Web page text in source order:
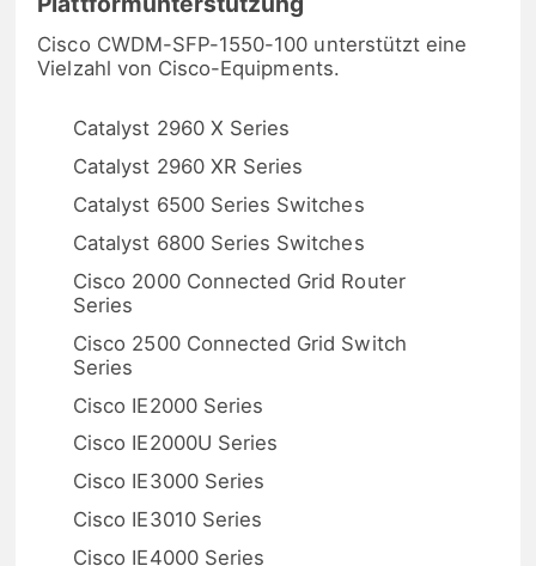
Cisco CWDM-SFP-1550-100 unterstützt eine
Vielzahl von Cisco-Equipments.
Catalyst 2960 X Series
Catalyst 2960 XR Series
Catalyst 6500 Series Switches
Catalyst 6800 Series Switches
Cisco 2000 Connected Grid Router
Series
Cisco 2500 Connected Grid Switch
Series
Cisco IE2000 Series
Cisco IE2000U Series
Cisco IE3000 Series
Cisco IE3010 Series
Cisco IE4000 Series